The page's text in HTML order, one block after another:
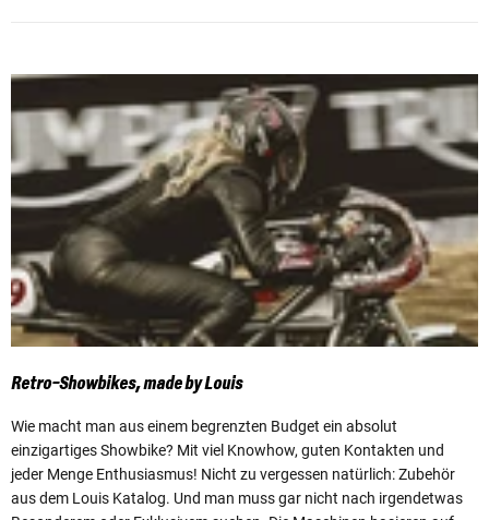
Retro-Showbikes, made by Louis
Wie macht man aus einem begrenzten Budget ein absolut
einzigartiges Showbike? Mit viel Knowhow, guten Kontakten und
jeder Menge Enthusiasmus! Nicht zu vergessen natürlich: Zubehör
aus dem Louis Katalog. Und man muss gar nicht nach irgendetwas